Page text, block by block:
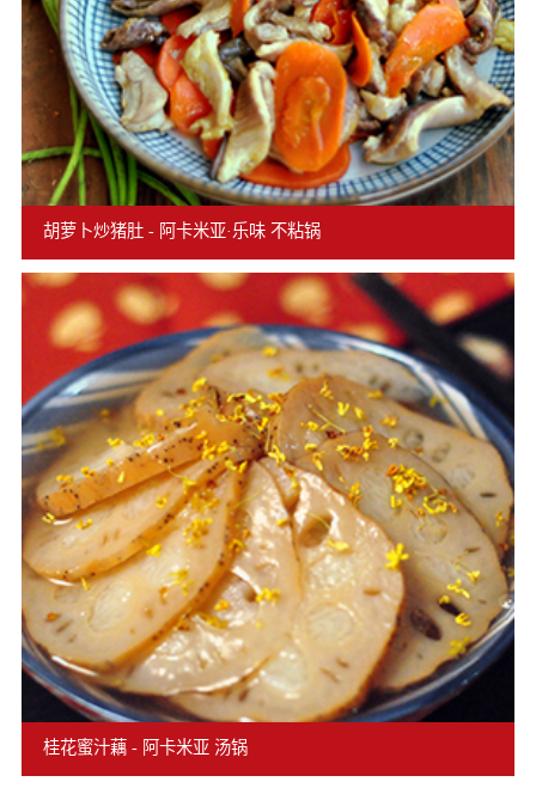
胡萝卜炒猪肚 - 阿卡米亚·乐味 不粘锅
桂花蜜汁藕 - 阿卡米亚 汤锅